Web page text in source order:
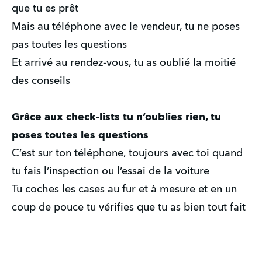
que tu es prêt
Mais au téléphone avec le vendeur, tu ne poses
pas toutes les questions
Et arrivé au rendez-vous, tu as oublié la moitié
des conseils
Grâce aux check-lists tu n’oublies rien, tu
poses toutes les questions
C’est sur ton téléphone, toujours avec toi quand
tu fais l’inspection ou l’essai de la voiture
Tu coches les cases au fur et à mesure et en un
coup de pouce tu vérifies que tu as bien tout fait